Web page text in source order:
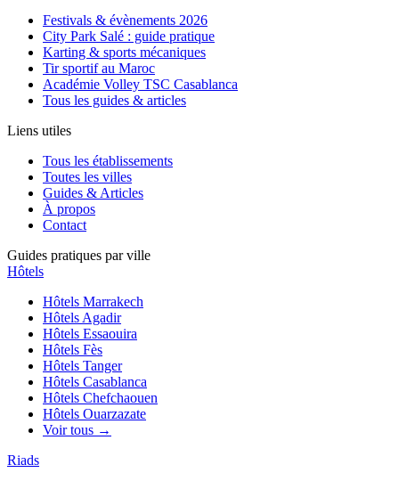
Festivals & évènements 2026
City Park Salé : guide pratique
Karting & sports mécaniques
Tir sportif au Maroc
Académie Volley TSC Casablanca
Tous les guides & articles
Liens utiles
Tous les établissements
Toutes les villes
Guides & Articles
À propos
Contact
Guides pratiques par ville
Hôtels
Hôtels Marrakech
Hôtels Agadir
Hôtels Essaouira
Hôtels Fès
Hôtels Tanger
Hôtels Casablanca
Hôtels Chefchaouen
Hôtels Ouarzazate
Voir tous →
Riads